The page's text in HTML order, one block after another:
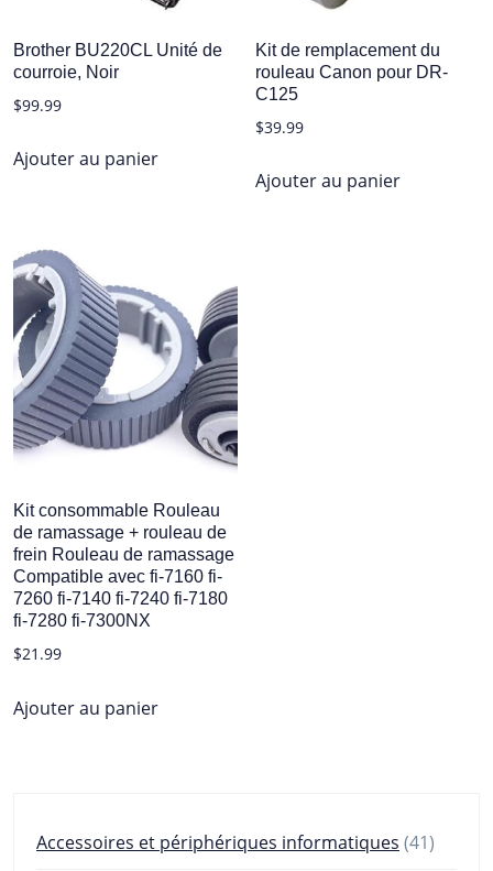
Brother BU220CL Unité de
courroie, Noir
$99.99
Ajouter au panier
Kit de remplacement du
rouleau Canon pour DR-
C125
$39.99
Ajouter au panier
Kit consommable Rouleau
de ramassage + rouleau de
frein Rouleau de ramassage
Compatible avec fi-7160 fi-
7260 fi-7140 fi-7240 fi-7180
fi-7280 fi-7300NX
$21.99
Ajouter au panier
Accessoires et périphériques informatiques 4141